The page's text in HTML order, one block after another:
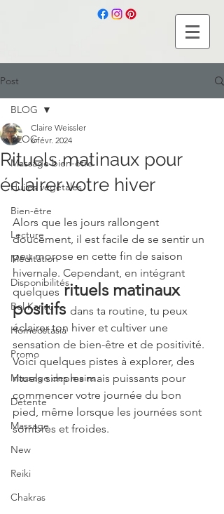
Post
BLOG
Massage bien-être
Huiles végétales
Bien-être
Lecture
Méditation
Disponibilités
Bol Kansu
Homeostasia
Promo
Massage des mains
Détente
Massage
New
Reiki
Chakras
BLOG
Rituels matinaux pour
éclairer votre hiver
Claire Weissler
6 févr. 2024
Alors que les jours rallongent
doucement, il est facile de se sentir un
peu morose en cette fin de saison
hivernale. Cependant, en intégrant
quelques rituels matinaux
positifs dans ta routine, tu peux
éclairer ton hiver et cultiver une
sensation de bien-être et de positivité.
Voici quelques pistes à explorer, des
rituels simples mais puissants pour
commencer votre journée du bon
pied, même lorsque les journées sont
sombres et froides.